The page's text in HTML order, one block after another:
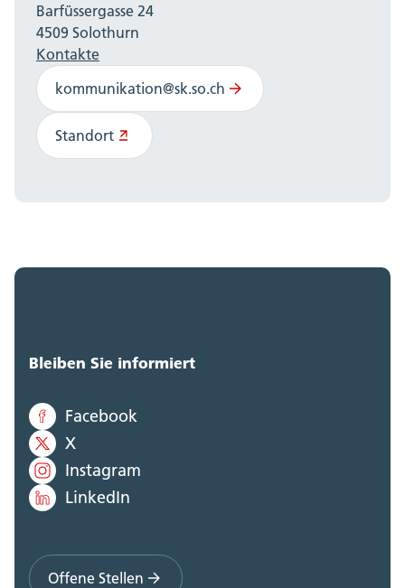
Barfüssergasse 24
4509 Solothurn
Kontakte
kommunikation@sk.so.ch
Standort
Bleiben Sie informiert
Facebook
X
Instagram
LinkedIn
Offene Stellen